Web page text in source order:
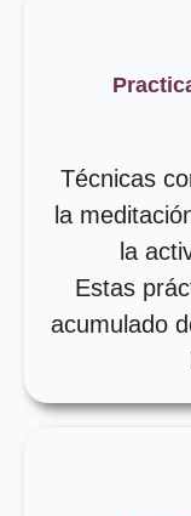
Técnicas
la
la
Estas
acumulado